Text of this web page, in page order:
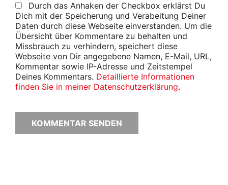
Durch das Anhaken der Checkbox erklärst Du
Dich mit der Speicherung und Verabeitung Deiner
Daten durch diese Webseite einverstanden. Um die
Übersicht über Kommentare zu behalten und
Missbrauch zu verhindern, speichert diese
Webseite von Dir angegebene Namen, E-Mail, URL,
Kommentar sowie IP-Adresse und Zeitstempel
Deines Kommentars. Detaillierte Informationen
finden Sie in meiner Datenschutzerklärung.